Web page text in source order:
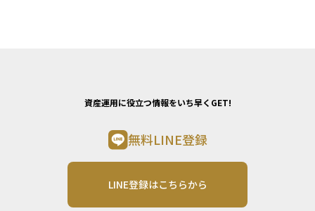
資産運用に役立つ情報をいち早くGET!
無料LINE登録
LINE登録はこちらから